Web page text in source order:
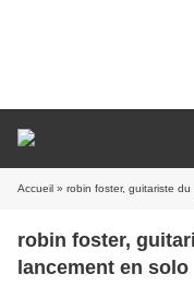
Accueil » robin foster, guitariste
robin foster,
lancement en solo